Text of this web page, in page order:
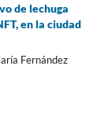
de lechuga
en la ciudad
Fernández